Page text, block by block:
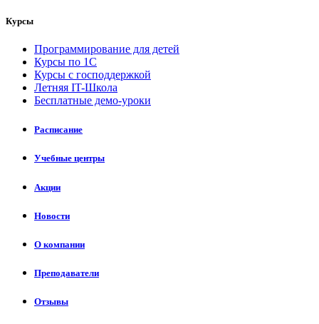
Курсы
Программирование для детей
Курсы по 1С
Курсы с господдержкой
Летняя IT-Школа
Бесплатные демо-уроки
Расписание
Учебные центры
Акции
Новости
О компании
Преподаватели
Отзывы